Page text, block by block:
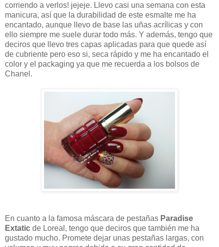
corriendo a verlos! jejeje. Llevo casi una semana con esta
manicura, así que la durabilidad de este esmalte me ha
encantado, aunque llevo de base las uñas acrílicas y con
ello siempre me suele durar todo más. Y además, tengo que
deciros que llevo tres capas aplicadas para que quede así
de cubriente pero eso si, seca rápido y me ha encantado el
color y el packaging ya que me recuerda a los bolsos de
Chanel.
En cuanto a la famosa máscara de pestañas Paradise
Extatic de Loreal, tengo que deciros que también me ha
gustado mucho. Promete dejar unas pestañas largas, con